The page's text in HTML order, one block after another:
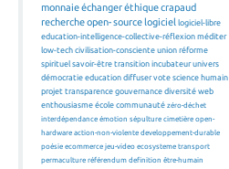
monnaieéchangeréthiquecrapaud
rechercheopen-source logiciel logiciel-libre
education-intelligence-collective-réflexion méditer
low-tech civilisation-consciente union réforme
spirituel savoir-être transition incubateur univers
démocratie education diffuser vote science humain
projet transparence gouvernance diversité web
enthousiasme école communauté zéro-déchet
interdépendance émotion sépulture cimetière open-
hardware action-non-violente developpement-durable
poésie ecommerce jeu-video ecosysteme transport
permaculture référendum definition être-humain